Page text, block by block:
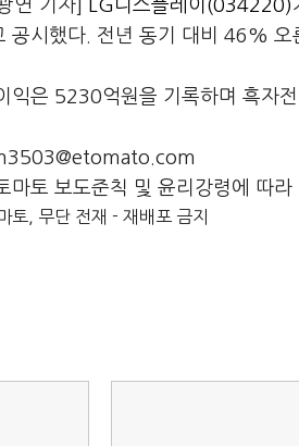
연 기자] LG디스플레이(034220)
공시했다. 전년 동기 대비 46% 오
익은 5230억원을 기록하며 흑자전
마토 보도준칙 및 윤리강령에 따
, 무단 전재 - 재배포 금지